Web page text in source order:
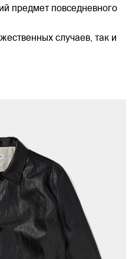
предмет повседневного
случаев, так и